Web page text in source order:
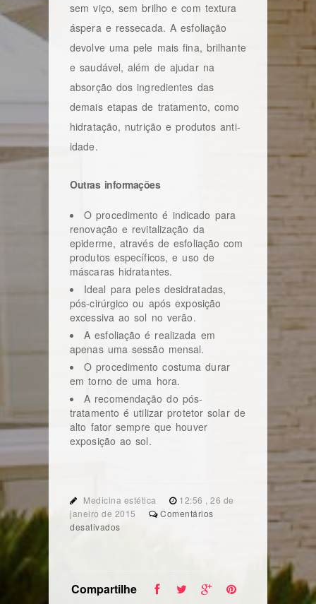
sem viço, sem brilho e com textura
áspera e ressecada. A esfoliação
devolve uma pele mais fina, brilhante
e saudável, além de ajudar na
absorção dos ingredientes das
demais etapas de tratamento, como
hidratação, nutrição e produtos anti-
idade.
Outras informações
O procedimento é indicado para
renovação e revitalização da
epiderme, através de esfoliação com
produtos específicos, e uso de
máscaras hidratantes.
Ideal para peles desidratadas,
pós-cirúrgico ou após exposição
excessiva ao sol no verão.
A esfoliação é realizada em
apenas uma sessão mensal.
O procedimento costuma durar
em torno de uma hora.
A recomendação do pós-
tratamento é utilizar protetor solar de
alto fator sempre que houver
exposição ao sol.
Medicina estética
12:56 , 26 de
janeiro de 2015
Comentários
desativadosem
da
Compartilhe